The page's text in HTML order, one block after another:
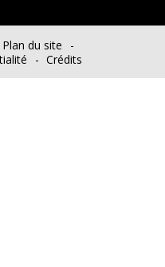
Plan du site
Crédits